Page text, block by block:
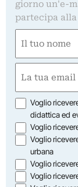
giorno un'e-
partecipa
(Required)
First
(Required)
Opzioni
Voglio
didattica ed
Voglio
Voglio
urbana
Voglio
Voglio